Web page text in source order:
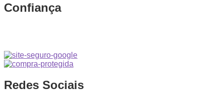
Confiança
Redes Sociais